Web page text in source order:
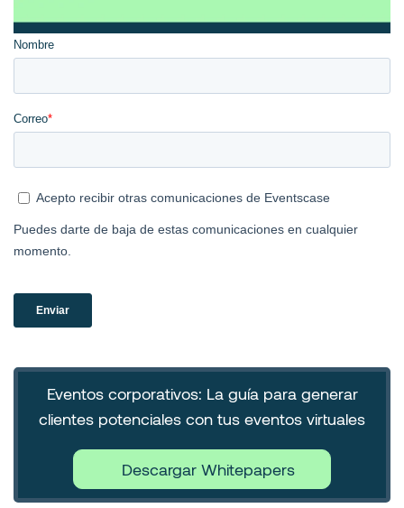
Eventos corporativos: La guía para generar
clientes potenciales con tus eventos virtuales
Descargar Whitepapers